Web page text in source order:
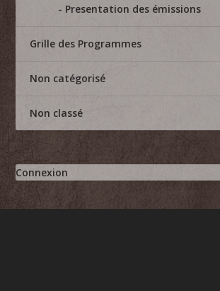
Presentation des émissions
Grille des Programmes
Non catégorisé
Non classé
Connexion